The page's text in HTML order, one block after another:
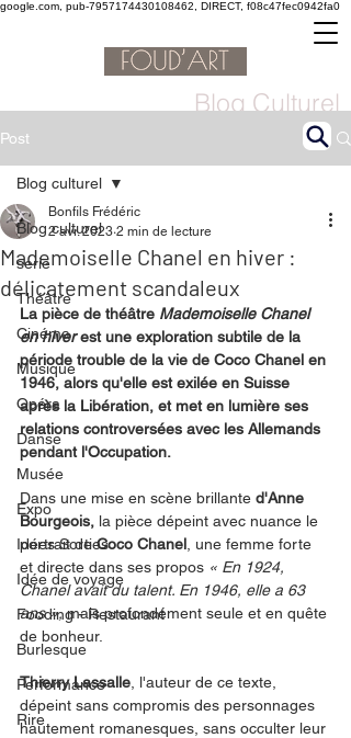
google.com, pub-7957174430108462, DIRECT, f08c47fec0942fa0
Blog Culturel
Post
Blog culturel
serie
Théâtre
Cinéma
Musique
Opéra
Danse
Musée
Expo
Idées Sorties
Idée de voyage
Fooding - Restaurant
Burlesque
Performance
Rire
Blog culturel
Mademoiselle Chanel en hiver :
délicatement scandaleux
Bonfils Frédéric
2 avr. 2023 2 min de lecture
La pièce de théâtre Mademoiselle Chanel
en hiver est une exploration subtile de la
période trouble de la vie de Coco Chanel en
1946, alors qu'elle est exilée en Suisse
après la Libération, et met en lumière ses
relations controversées avec les Allemands
pendant l'Occupation.
Dans une mise en scène brillante d'Anne
Bourgeois, la pièce dépeint avec nuance le
portrait de Coco Chanel , une femme forte
et directe dans ses propos « En 1924,
Chanel avait du talent. En 1946, elle a 63
ans », mais profondément seule et en quête
de bonheur.
Thierry Lassalle , l'auteur de ce texte,
dépeint sans compromis des personnages
hautement romanesques, sans occulter leur